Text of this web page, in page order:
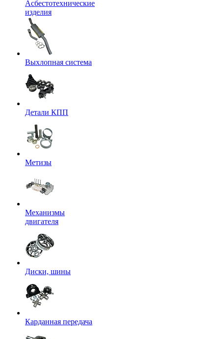
Асбестотехнические
изделия
Выхлопная система
Детали КПП
Метизы
Механизмы
двигателя
Диски, шины
Карданная передача